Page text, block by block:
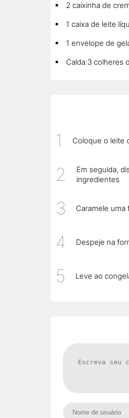
2 caixinha de
1 caixa de leite
1 envelope de
Calda:3 colheres
Coloque o leite
Em seguida,
ingredientes
Caramele
Despeje na
Leve ao